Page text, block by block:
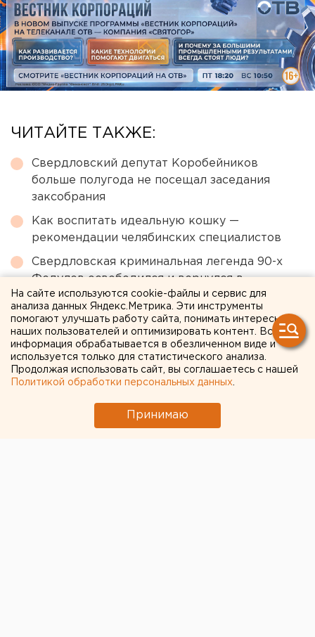
ЧИТАЙТЕ ТАКЖЕ:
Свердловский депутат Коробейников
больше полугода не посещал заседания
заксобрания
Как воспитать идеальную кошку —
рекомендации челябинских специалистов
Свердловская криминальная легенда 90-х
Федулев освободился и вернулся в
Екатеринбург
В Wildberries рассказали о судьбе товаров на
горящем складе в Екатеринбурге
Екатеринбургский аэропорт Кольцово
закрывают для самолетов второй день
На сайте используются cookie-файлы и сервис для
анализа данных Яндекс.Метрика. Эти инструменты
помогают улучшать работу сайта, понимать интересы
наших пользователей и оптимизировать контент. Вся
информация обрабатывается в обезличенном виде и
используется только для статистического анализа.
Продолжая использовать сайт, вы соглашаетесь с нашей
Политикой обработки персональных данных
Принимаю